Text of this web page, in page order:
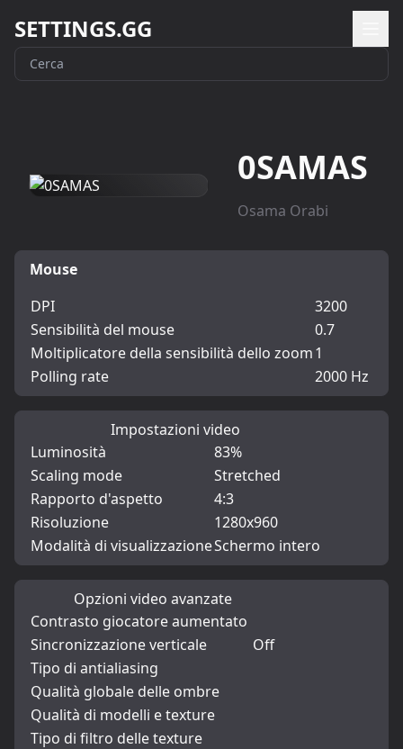
SETTINGS.GG
0SAMAS
Osama Orabi
Mouse
DPI
3200
Sensibilità del mouse
0.7
Moltiplicatore della sensibilità dello zoom1
Polling rate
2000 Hz
Impostazioni video
Luminosità
83%
Scaling mode
Stretched
Rapporto d'aspetto
4:3
Risoluzione
1280x960
Modalità di visualizzazioneSchermo intero
Opzioni video avanzate
Contrasto giocatore aumentato
Sincronizzazione verticale
Off
Tipo di antialiasing
Qualità globale delle ombre
Qualità di modelli e texture
Tipo di filtro delle texture